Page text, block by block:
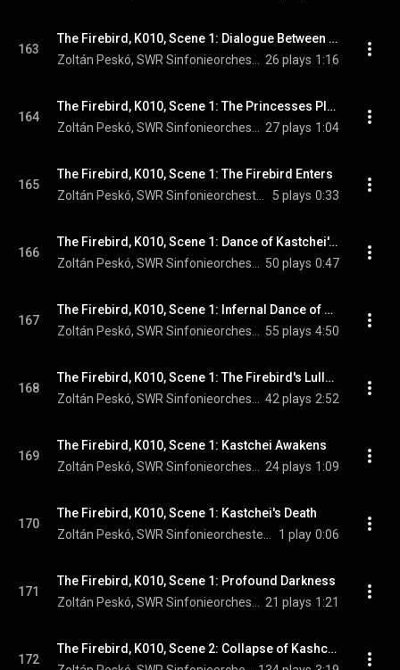
163
The Firebird, K010, Scene 1: Dialogue Between Kastchei & Ivan Tsarevich
26 plays 1:16
164
The Firebird, K010, Scene 1: The Princesses Plead for Mercy
27 plays 1:04
165
The Firebird, K010, Scene 1: The Firebird Enters
5 plays 0:33
166
The Firebird, K010, Scene 1: Dance of Kastchei's Retinue Under the Firebird's Magic Spell
50 plays 0:47
167
The Firebird, K010, Scene 1: Infernal Dance of Kastchei & His Subjects Under the Firebird's Magic Spell
55 plays 4:50
168
The Firebird, K010, Scene 1: The Firebird's Lullaby
42 plays 2:52
169
The Firebird, K010, Scene 1: Kastchei Awakens
24 plays 1:09
170
The Firebird, K010, Scene 1: Kastchei's Death
1 play 0:06
171
The Firebird, K010, Scene 1: Profound Darkness
21 plays 1:21
172
The Firebird, K010, Scene 2: Collapse of Kashchei's Palace & Dissolution of All Enchantments - Reanimation of the Petrified Prisoners - General Rejoicing